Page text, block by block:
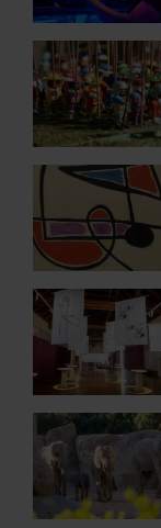
las
noches
de
verano
en
Radio
Exposición
Playmobil
2026
en
el
Museo
Histórico
Militar
de
València
Muestra
«Compromiso
con
el
arte.
De
Miró
a
Barceló»
en
Exposición
de
Pablo
Helguera
en
València
Promoción
veraniega
de
BIOPARC
València